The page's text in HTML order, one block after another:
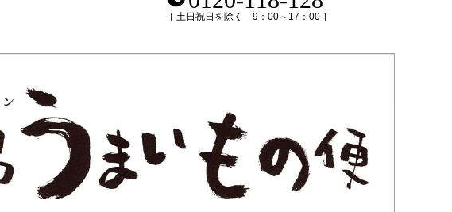
［ 土日祝日を除く 9：00～17：00 ］